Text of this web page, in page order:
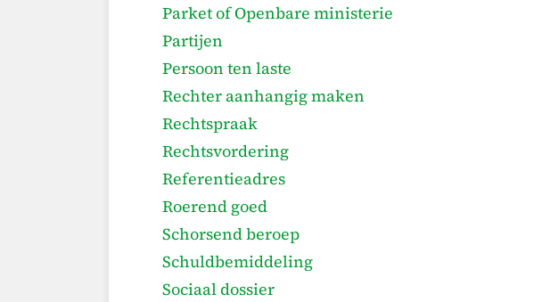
Parket of Openbare ministerie
Partijen
Persoon ten laste
Rechter aanhangig maken
Rechtspraak
Rechtsvordering
Referentieadres
Roerend goed
Schorsend beroep
Schuldbemiddeling
Sociaal dossier